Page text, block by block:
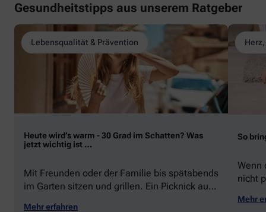
Gesundheitstipps aus unserem Ratgeber
Lebensqualität & Prävention
Heute wird’s warm - 30 Grad im Schatten? Was
jetzt wichtig ist …
Mit Freunden oder der Familie bis spätabends
im Garten sitzen und grillen. Ein Picknick auf
Mehr erfahren
So
Wenn
nicht
Mehr